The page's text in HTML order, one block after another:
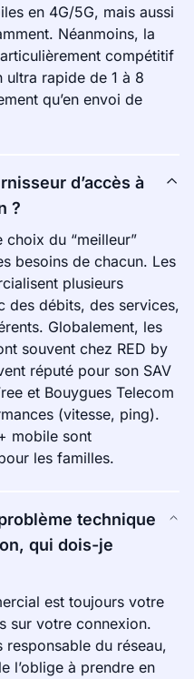
en 4G/5G, mais aussi
Néanmoins, la
compétitif
ultra rapide de 1 à 8
qu’en envoi de
d’accès à
?
du “meilleur”
besoins de chacun. Les
plusieurs
des débits, des services,
Globalement, les
souvent chez RED by
réputé pour son SAV
et Bouygues Telecom
(vitesse, ping).
mobile sont
les familles.
technique
qui dois-je
est toujours votre
sur votre connexion.
responsable du réseau,
l’oblige à prendre en